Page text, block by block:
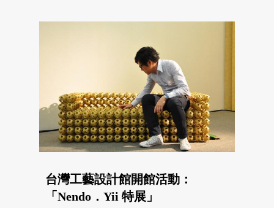
台灣工藝設計館開館活動：
「Nendo．Yii 特展」